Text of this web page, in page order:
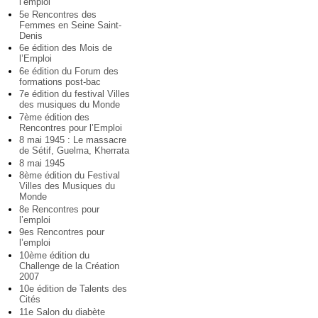
5e Rencontres des
Femmes en Seine Saint-
Denis
6e édition des Mois de
l’Emploi
6e édition du Forum des
formations post-bac
7e édition du festival Villes
des musiques du Monde
7ème édition des
Rencontres pour l’Emploi
8 mai 1945 : Le massacre
de Sétif, Guelma, Kherrata
8 mai 1945
8ème édition du Festival
Villes des Musiques du
Monde
8e Rencontres pour
l’emploi
9es Rencontres pour
l’emploi
10ème édition du
Challenge de la Création
2007
10e édition de Talents des
Cités
11e Salon du diabète